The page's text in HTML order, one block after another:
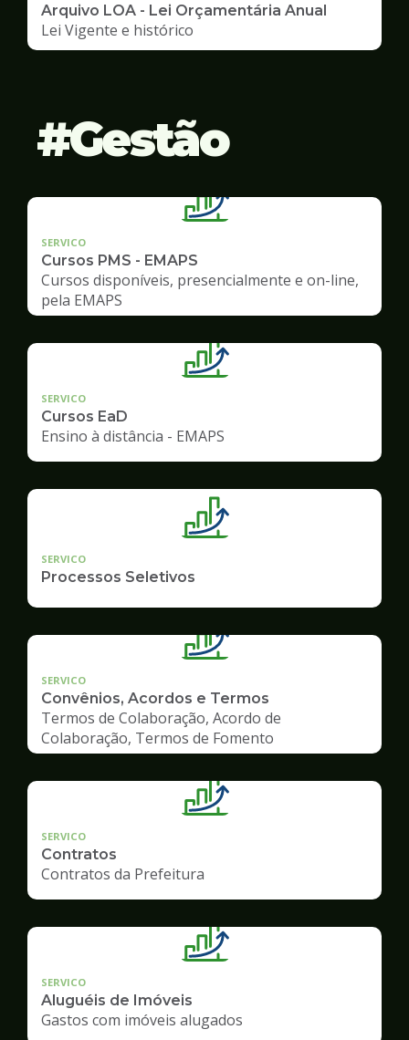
Arquivo LOA - Lei Orçamentária Anual
Lei Vigente e histórico
Gestão
SERVICO
Cursos PMS - EMAPS
Cursos disponíveis, presencialmente e on-line,
pela EMAPS
SERVICO
Cursos EaD
Ensino à distância - EMAPS
SERVICO
Processos Seletivos
SERVICO
Convênios, Acordos e Termos
Termos de Colaboração, Acordo de
Colaboração, Termos de Fomento
SERVICO
Contratos
Contratos da Prefeitura
SERVICO
Aluguéis de Imóveis
Gastos com imóveis alugados